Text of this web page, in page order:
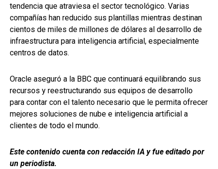
tendencia que atraviesa el sector tecnológico. Varias
compañías han reducido sus plantillas mientras destinan
cientos de miles de millones de dólares al desarrollo de
infraestructura para inteligencia artificial, especialmente
centros de datos.
Oracle aseguró a la BBC que continuará equilibrando sus
recursos y reestructurando sus equipos de desarrollo
para contar con el talento necesario que le permita ofrecer
mejores soluciones de nube e inteligencia artificial a
clientes de todo el mundo.
Este contenido cuenta con redacción IA y fue editado por
un periodista.